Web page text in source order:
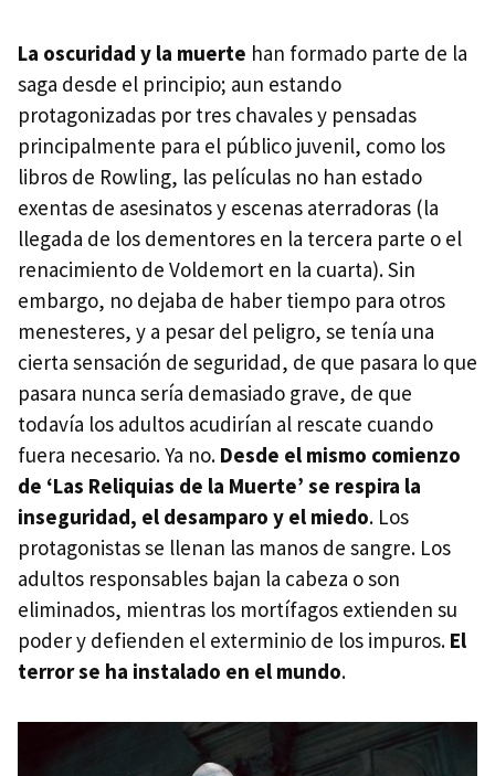
La oscuridad y la muerte han formado parte de la
saga desde el principio; aun estando
protagonizadas por tres chavales y pensadas
principalmente para el público juvenil, como los
libros de Rowling, las películas no han estado
exentas de asesinatos y escenas aterradoras (la
llegada de los dementores en la tercera parte o el
renacimiento de Voldemort en la cuarta). Sin
embargo, no dejaba de haber tiempo para otros
menesteres, y a pesar del peligro, se tenía una
cierta sensación de seguridad, de que pasara lo que
pasara nunca sería demasiado grave, de que
todavía los adultos acudirían al rescate cuando
fuera necesario. Ya no. Desde el mismo comienzo
de ‘Las Reliquias de la Muerte’ se respira la
inseguridad, el desamparo y el miedo. Los
protagonistas se llenan las manos de sangre. Los
adultos responsables bajan la cabeza o son
eliminados, mientras los mortífagos extienden su
poder y defienden el exterminio de los impuros. El
terror se ha instalado en el mundo.